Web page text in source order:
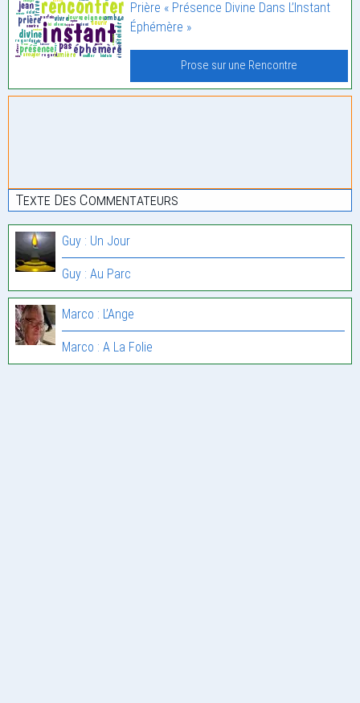
Prière « Présence Divine Dans L’Instant
Éphémère »
Prose sur une Rencontre
Texte Des Commentateurs
Guy : Un Jour
Guy : Au Parc
Marco : L’Ange
Marco : A La Folie